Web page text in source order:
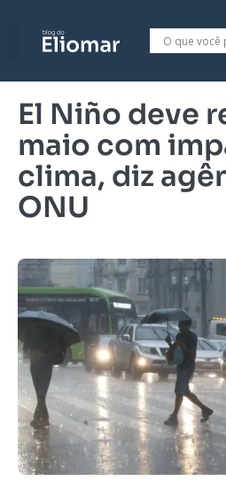
El Niño deve
maio com
clima, diz
ONU